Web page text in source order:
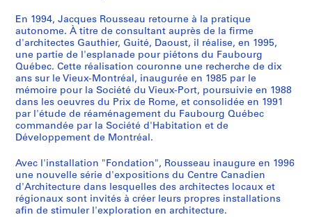
V
i
e
u
x
-
P
o
r
d
e
M
o
c
h
i
f
ê
t
e
-
P
o
j
e
t
n
t
r
é
a
l
,
1
9
4
AP066.S3.D3
u
-
É
d
i
f
i
c
e
b
u
r
e
y
"
,
1
9
8
7
AP066.S3.D5
p
i
c
A
r
c
h
e
s
1
9
8
7
e
z
i
a
"
,
1
9
9
AP066.S3.D7
s
-
C
a
r
t
i
e
r
1
9
9
0
"
,
1
9
9
1
AP066.S3.D9
9
2
AP066.S3.D10
s
a
i
r
e
d
e
M
o
t
r
é
a
l
'
U
n
i
v
e
r
s
t
é
d
e
-
U
n
e
p
e
t
i
t
m
a
i
s
L
a
c
h
i
n
e
,
1
8
4
AP066.S3.D14
E
x
p
o
s
i
t
i
o
s
,
1
9
En 1994, Jacques Rousseau retourne à la pratique
autonome. À titre de consultant auprès de la firme
d'architectes Gauthier, Guité, Daoust, il réalise, en 1995,
une partie de l'esplanade pour piétons du Faubourg
Québec. Cette réalisation couronne une recherche de dix
ans sur le Vieux-Montréal, inaugurée en 1985 par le
mémoire pour la Société du Vieux-Port, poursuivie en 1988
dans les oeuvres du Prix de Rome, et consolidée en 1991
par l'étude de réaménagement du Faubourg Québec
commandée par la Société d'Habitation et de
Développement de Montréal.
Avec l'installation "Fondation", Rousseau inaugure en 1996
une nouvelle série d'expositions du Centre Canadien
d'Architecture dans lesquelles des architectes locaux et
régionaux sont invités à créer leurs propres installations
afin de stimuler l'exploration en architecture.